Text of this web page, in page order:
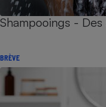
Shampooings -
BRÈVE